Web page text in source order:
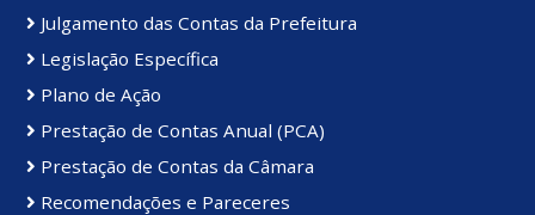
Julgamento das Contas da Prefeitura
Legislação Específica
Plano de Ação
Prestação de Contas Anual (PCA)
Prestação de Contas da Câmara
Recomendações e Pareceres